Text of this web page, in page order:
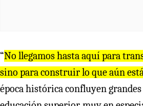
“No llegamos hasta aquí para
sino para construir lo que aún
época histórica confluyen